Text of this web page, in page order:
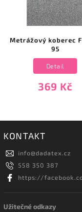
Metrážový koberec
95
369 Kč
Detail
KONTAKT
info@dadatex.cz
558 350 387
https://
Užitečné odkazy